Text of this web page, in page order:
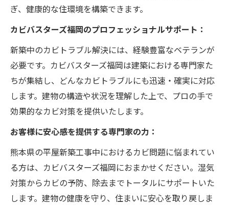
ぎ、健康的な住環境を構築できます。
カビバスターズ福岡のプロフェッショナルサポート：
新築中のカビトラブル解決には、経験豊富なベテランが
必要です。カビバスターズ福岡は建築における専門家た
ちが集結し、どんなカビトラブルにも迅速・確実に対応
します。建物の構造や状況を理解した上で、プロの手で
効果的なカビ対策を提供いたします。
お客様に安心感を提供する専門家の力：
熊本県の平屋新築工事中におけるカビ問題に悩まれてい
る方は、カビバスターズ福岡におまかせください。湿気
対策からカビの予防、除去までトータルにサポートいた
します。建物の健康を守り、住まいに安心を取り戻しま